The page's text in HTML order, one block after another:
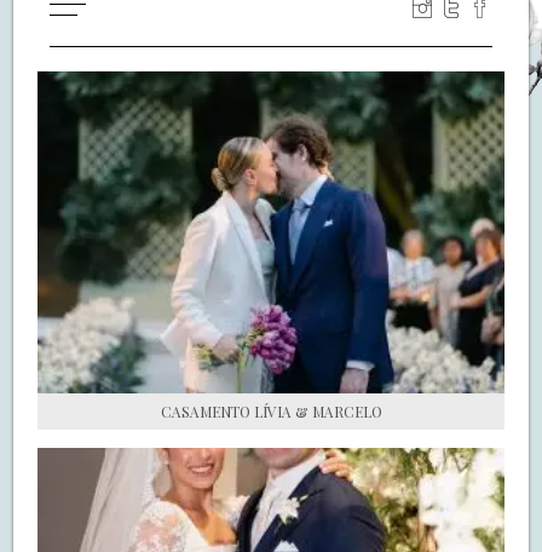
WILL YOU MARRY ME?
LUA DE MEL
COZINHA
DECORAÇÃO
DE NOIVA PRA NOIVA
S.O.S CASADAS
FALE COM O SAY I DO
CASAMENTO LÍVIA & MARCELO